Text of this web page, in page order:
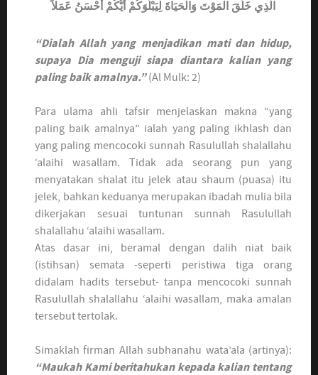
الَّذِي خَلَقَ الْمَوْتَ وَالْحَيَاةَ لِيَبْلُوَكُمْ أَيُّكُمْ أَحْسَنُ عَمَلاً
“Dialah Allah yang menjadikan mati dan hidup,
supaya Dia menguji siapa diantara kalian yang
paling baik amalnya.”(Al Mulk: 2)
Para ulama ahli tafsir menjelaskan makna “yang
paling baik amalnya” ialah yang paling ikhlash dan
yang paling mencocoki sunnah Rasulullah shalallahu
‘alaihi wasallam. Tidak ada seorang pun yang
menyatakan shalat itu jelek atau shaum (puasa) itu
jelek, bahkan keduanya merupakan ibadah mulia bila
dikerjakan sesuai tuntunan sunnah Rasulullah
shalallahu ‘alaihi wasallam.
Atas dasar ini, beramal dengan dalih niat baik
(istihsan) semata -seperti peristiwa tiga orang
didalam hadits tersebut- tanpa mencocoki sunnah
Rasulullah shalallahu ‘alaihi wasallam, maka amalan
tersebut tertolak.
Simaklah firman Allah subhanahu wata’ala (artinya):
“Maukah Kami beritahukan kepada kalian tentang